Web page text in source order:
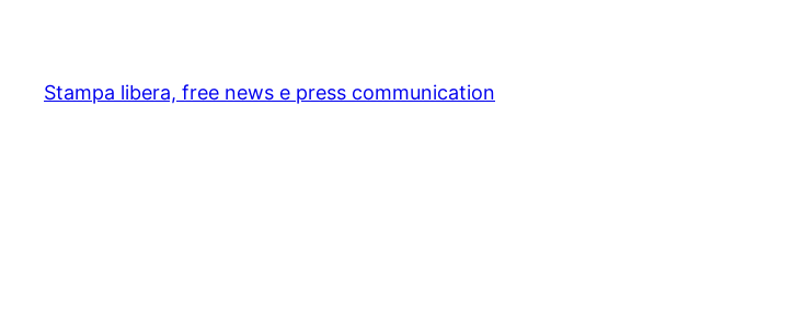
content
Stampa libera, free news e press communication